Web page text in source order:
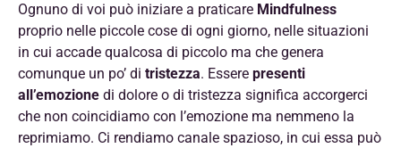
Ognuno di voi può iniziare a praticare Mindfulness
proprio nelle piccole cose di ogni giorno, nelle situazioni
in cui accade qualcosa di piccolo ma che genera
comunque un po’ di tristezza. Essere presenti
all’emozione di dolore o di tristezza significa accorgerci
che non coincidiamo con l’emozione ma nemmeno la
reprimiamo. Ci rendiamo canale spazioso, in cui essa può